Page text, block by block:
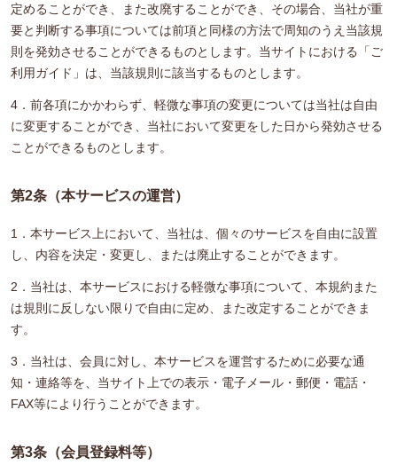
定めることができ、また改廃することができ、その場合、当社が重
要と判断する事項については前項と同様の方法で周知のうえ当該規
則を発効させることができるものとします。当サイトにおける「ご
利用ガイド」は、当該規則に該当するものとします。
4．前各項にかかわらず、軽微な事項の変更については当社は自由
に変更することができ、当社において変更をした日から発効させる
ことができるものとします。
第2条（本サービスの運営）
1．本サービス上において、当社は、個々のサービスを自由に設置
し、内容を決定・変更し、または廃止することができます。
2．当社は、本サービスにおける軽微な事項について、本規約また
は規則に反しない限りで自由に定め、また改定することができま
す。
3．当社は、会員に対し、本サービスを運営するために必要な通
知・連絡等を、当サイト上での表示・電子メール・郵便・電話・
FAX等により行うことができます。
第3条（会員登録料等）